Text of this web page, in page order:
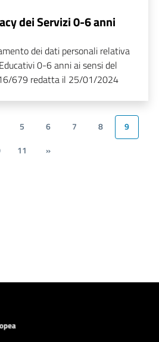
dei Servizi 0-6 anni
dei dati personali relativa
0-6 anni ai sensi del
679 redatta il 25/01/2024
5 6 7 8
9
11 »